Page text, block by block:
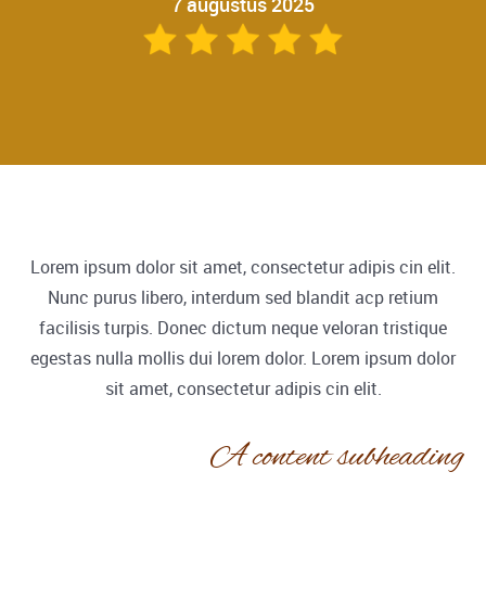
Lorem ipsum dolor sit amet, consectetur adipis cin elit.
Nunc purus libero, interdum sed blandit acp retium
facilisis turpis. Donec dictum neque veloran tristique
egestas nulla mollis dui lorem dolor. Lorem ipsum dolor
sit amet, consectetur adipis cin elit.
A content subheading